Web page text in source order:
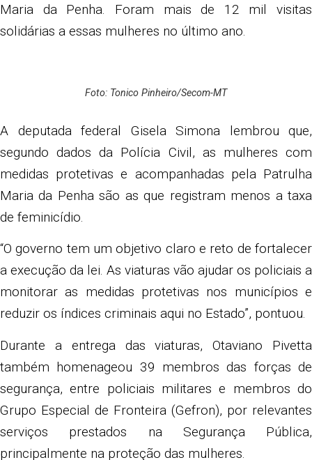
Maria da Penha. Foram mais de 12 mil visitas
solidárias a essas mulheres no último ano.
Foto: Tonico Pinheiro/Secom-MT
A deputada federal Gisela Simona lembrou que,
segundo dados da Polícia Civil, as mulheres com
medidas protetivas e acompanhadas pela Patrulha
Maria da Penha são as que registram menos a taxa
de feminicídio.
“O governo tem um objetivo claro e reto de fortalecer
a execução da lei. As viaturas vão ajudar os policiais a
monitorar as medidas protetivas nos municípios e
reduzir os índices criminais aqui no Estado”, pontuou.
Durante a entrega das viaturas, Otaviano Pivetta
também homenageou 39 membros das forças de
segurança, entre policiais militares e membros do
Grupo Especial de Fronteira (Gefron), por relevantes
serviços prestados na Segurança Pública,
principalmente na proteção das mulheres.